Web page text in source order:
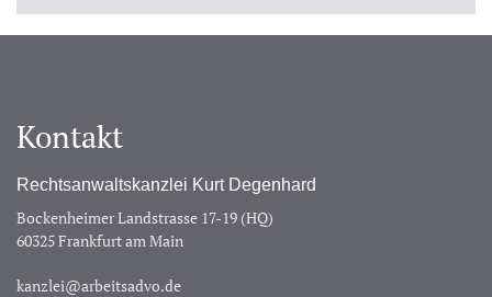
Kontakt
Rechtsanwaltskanzlei Kurt Degenhard
Bockenheimer Landstrasse 17-19 (HQ)
60325 Frankfurt am Main
kanzlei@arbeitsadvo.de